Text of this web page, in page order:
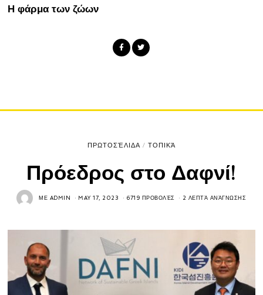
Η φάρμα των ζώων
ΠΡΩΤΟΣΈΛΙΔΑ / ΤΟΠΙΚΆ
Πρόεδρος στο Δαφνί!
ΜΕ ADMIN MAY 17, 2023 6719 ΠΡΟΒΟΛΈΣ 2 ΛΕΠΤΆ ΑΝΆΓΝΩΣΗΣ